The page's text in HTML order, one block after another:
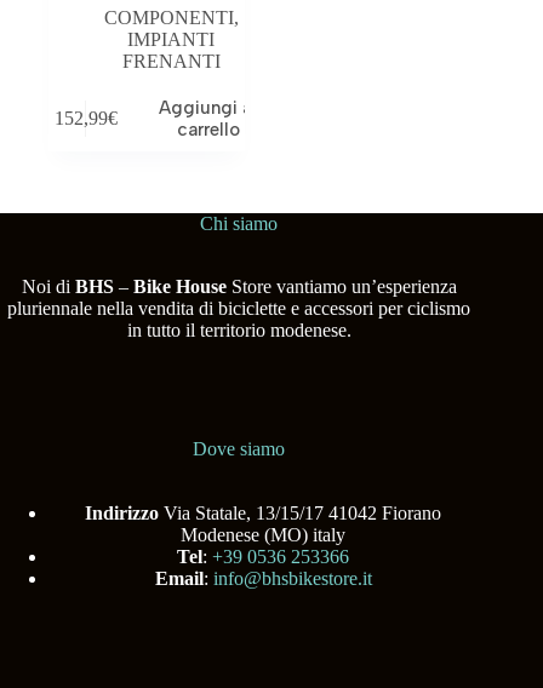
COMPONENTI,
IMPIANTI
FRENANTI
152,99€
Aggiungi al
carrello
Chi siamo
Noi di BHS– Bike HouseStore vantiamo un’esperienza
pluriennale nella vendita di biciclette e accessori per ciclismo
in tutto il territorio modenese.
Dove siamo
Indirizzo Via Statale, 13/15/17 41042 Fiorano
Modenese (MO) italy
Tel:+39 0536 253366
Email: info@bhsbikestore.it